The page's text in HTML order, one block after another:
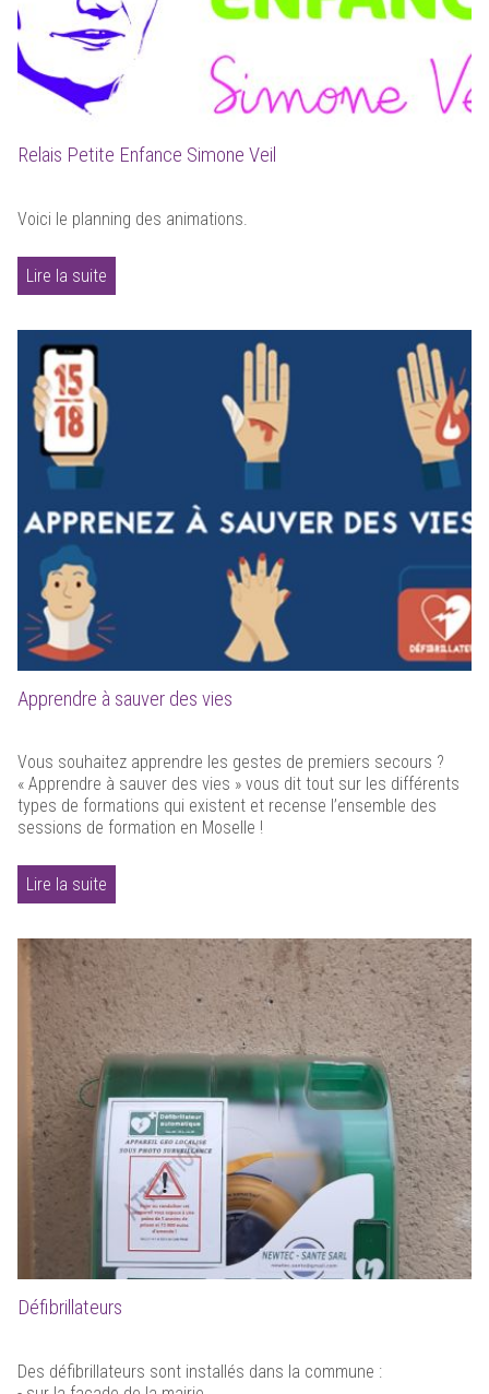
Relais Petite Enfance Simone Veil
Voici le planning des animations.
Lire la suite
Apprendre à sauver des vies
Vous souhaitez apprendre les gestes de premiers secours ?
« Apprendre à sauver des vies » vous dit tout sur les différents
types de formations qui existent et recense l’ensemble des
sessions de formation en Moselle !
Lire la suite
Défibrillateurs
Des défibrillateurs sont installés dans la commune :